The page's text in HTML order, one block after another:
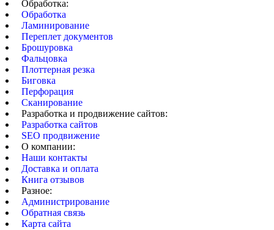
Обработка:
Обработка
Ламинирование
Переплет документов
Брошуровка
Фальцовка
Плоттерная резка
Биговка
Перфорация
Сканирование
Разработка и продвижение сайтов:
Разработка сайтов
SEO продвижение
О компании:
Наши контакты
Доставка и оплата
Книга отзывов
Разное:
Администрирование
Обратная связь
Карта сайта